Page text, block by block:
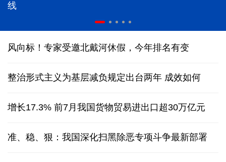
线
风向标！专家受邀北戴河休假，今年排名有变
整治形式主义为基层减负规定出台两年 成效如何
增长17.3% 前7月我国货物贸易进出口超30万亿元
准、稳、狠：我国深化扫黑除恶专项斗争最新部署